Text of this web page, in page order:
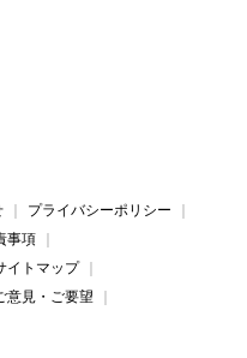
プライバシーポリシー
事項
イトマップ
意見・ご要望